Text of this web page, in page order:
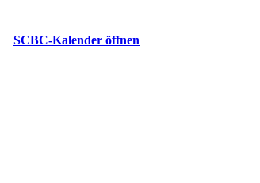
SCBC-Kalender öffnen